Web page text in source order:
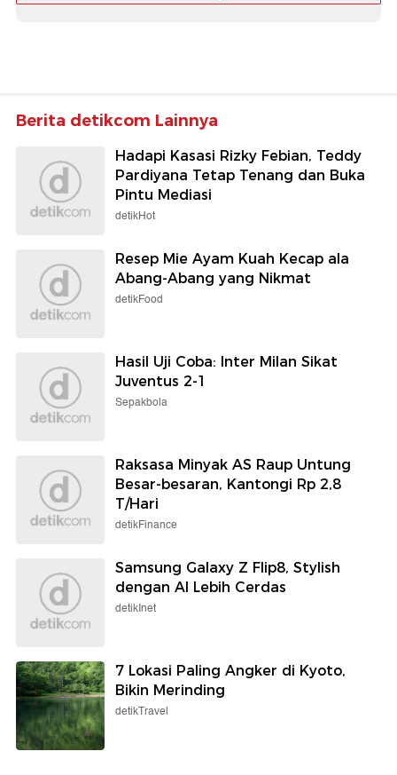
Berita detikcom Lainnya
Hadapi Kasasi Rizky Febian, Teddy
Pardiyana Tetap Tenang dan Buka
Pintu Mediasi
detikHot
Resep Mie Ayam Kuah Kecap ala
Abang-Abang yang Nikmat
detikFood
Hasil Uji Coba: Inter Milan Sikat
Juventus 2-1
Sepakbola
Raksasa Minyak AS Raup Untung
Besar-besaran, Kantongi Rp 2,8
T/Hari
detikFinance
Samsung Galaxy Z Flip8, Stylish
dengan AI Lebih Cerdas
detikInet
7 Lokasi Paling Angker di Kyoto,
Bikin Merinding
detikTravel